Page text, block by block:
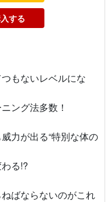
する
もないレベルにな
ング法多数！
力が出る“特別な体の
る!?
ばならないのがこれ